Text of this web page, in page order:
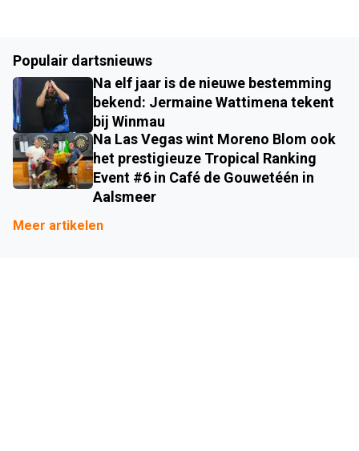
Populair dartsnieuws
Na elf jaar is de nieuwe bestemming
bekend: Jermaine Wattimena tekent
bij Winmau
Na Las Vegas wint Moreno Blom ook
het prestigieuze Tropical Ranking
Event #6 in Café de Gouwetéén in
Aalsmeer
Meer artikelen